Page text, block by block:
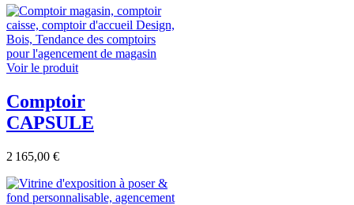
Voir le produit
Comptoir
CAPSULE
2 165,00 €